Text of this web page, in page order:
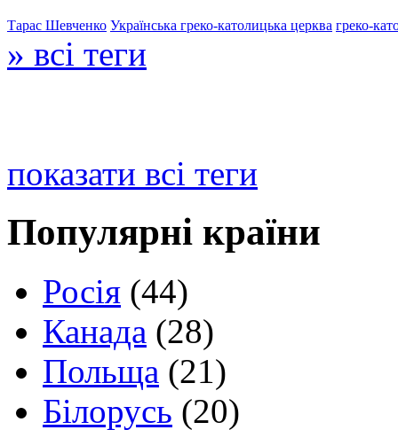
Тарас Шевченко Українська греко-католицька церква греко-
» всі теги
показати всі теги
Популярні країни
Росія (44)
Канада (28)
Польща (21)
Білорусь (20)